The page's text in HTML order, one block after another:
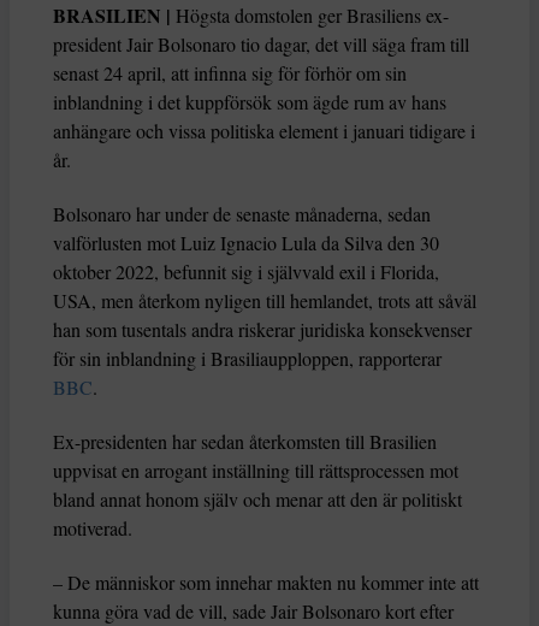
BRASILIEN | Högsta domstolen ger Brasiliens ex-
president Jair Bolsonaro tio dagar, det vill säga fram till
senast 24 april, att infinna sig för förhör om sin
inblandning i det kuppförsök som ägde rum av hans
anhängare och vissa politiska element i januari tidigare i
år.
Bolsonaro har under de senaste månaderna, sedan
valförlusten mot Luiz Ignacio Lula da Silva den 30
oktober 2022, befunnit sig i självvald exil i Florida,
USA, men återkom nyligen till hemlandet, trots att såväl
han som tusentals andra riskerar juridiska konsekvenser
för sin inblandning i Brasiliaupploppen, rapporterar
BBC.
Ex-presidenten har sedan återkomsten till Brasilien
uppvisat en arrogant inställning till rättsprocessen mot
bland annat honom själv och menar att den är politiskt
motiverad.
– De människor som innehar makten nu kommer inte att
kunna göra vad de vill, sade Jair Bolsonaro kort efter